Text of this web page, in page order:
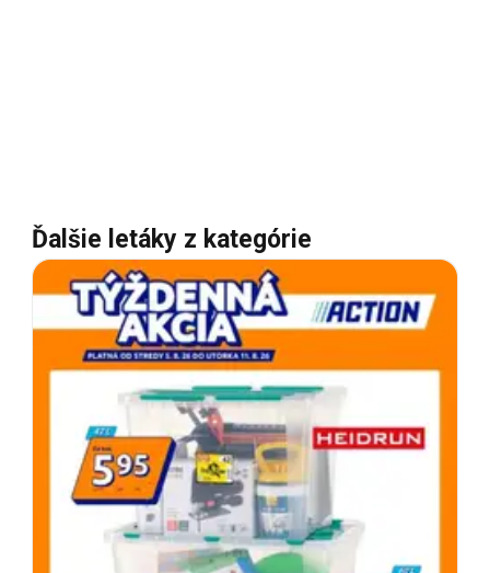
Ďalšie letáky z kategórie